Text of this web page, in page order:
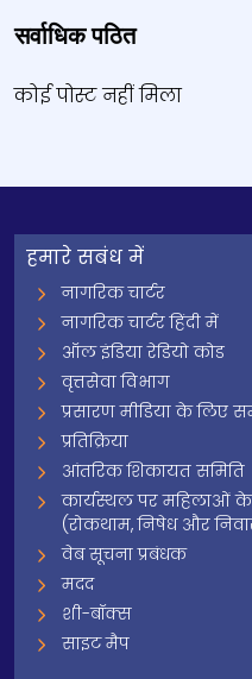
सर्वाधिक पठित
कोई पोस्ट नहीं मिला
हमारे सबंध में
नागरिक चार्टर
नागरिक चार्टर हिंदी में
ऑल इंडिया रेडियो कोड
वृत्तसेवा विभाग
प्रसारण मीडिया के लिए
प्रतिक्रिया
आंतरिक शिकायत समिति
कार्यस्थल पर महिलाओं के
(रोकथाम, निषेध और
वेब सूचना प्रबंधक
मदद
शी-बॉक्स
साइट मैप